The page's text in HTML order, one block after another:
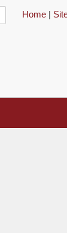
Home |